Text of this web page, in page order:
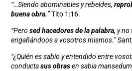
“…Siendo abominables y rebeldes,
buena obra.”Tito 1:16.
“Pero sed hacedores de la palabra, y no
engañándoos a vosotros mismos.”
“¿Quién es sabio y entendido entre
conducta sus obras en sabia